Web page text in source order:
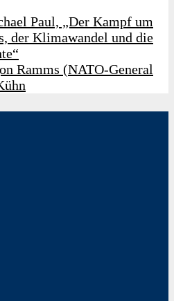
Paul, „Der Kampf um
der Klimawandel und die
Ramms (NATO-General